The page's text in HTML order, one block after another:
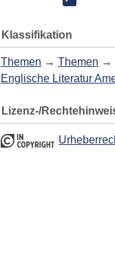
Klassifikation
Themen → Themen →
Englische Literatur
Lizenz-/